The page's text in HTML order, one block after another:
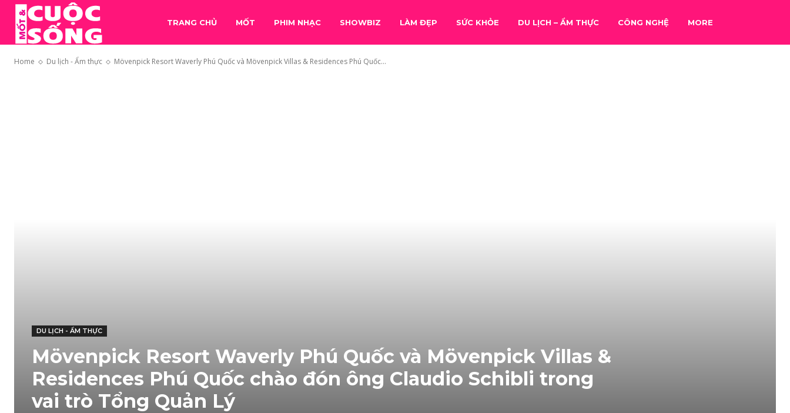
TRANG CHỦ MỐT PHIM NHẠC SHOWBIZ LÀM ĐẸP SỨC KHỎE DU LỊCH – ẨM THỰC CÔNG NGHỆ MORE
Home Du lịch - Ẩm thực Mövenpick Resort Waverly Phú Quốc và Mövenpick Villas & Residences Phú Quốc...
DU LỊCH - ẨM THỰC
Mövenpick Resort Waverly Phú Quốc và Mövenpick Villas &
Residences Phú Quốc chào đón ông Claudio Schibli trong
vai trò Tổng Quản Lý